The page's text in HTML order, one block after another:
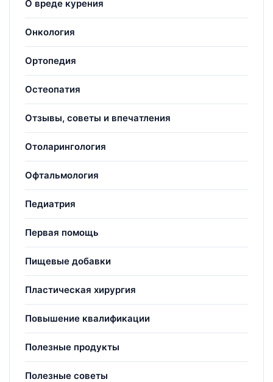
О вреде курения
Онкология
Ортопедия
Остеопатия
Отзывы, советы и впечатления
Отоларингология
Офтальмология
Педиатрия
Первая помощь
Пищевые добавки
Пластическая хирургия
Повышение квалификации
Полезные продукты
Полезные советы